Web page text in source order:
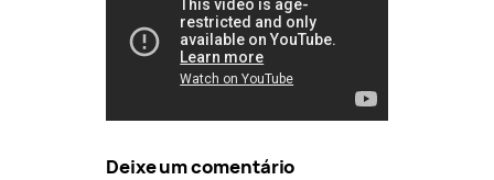
Deixe um comentário